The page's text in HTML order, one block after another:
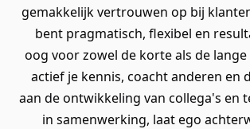
gemakkelijk vertrouwen op bij
bent pragmatisch, flexibel en
oog voor zowel de korte als de
actief je kennis, coacht anderen en
aan de ontwikkeling van collega's en
in samenwerking, laat ego